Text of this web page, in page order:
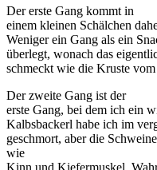
Der erste Gang kommt in
einem kleinen Schälchen
Weniger ein Gang als ein
überlegt, wonach das
schmeckt wie die Kruste
Der zweite Gang ist der
erste Gang, bei dem ich ein
Kalbsbackerl habe ich im
geschmort, aber die
wie
Kinn und Kiefermuskel.